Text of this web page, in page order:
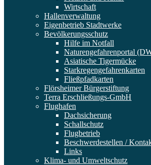
Wirtschaft
Hallenverwaltung
Eigenbetrieb Stadtwerke
Bevölkerungsschutz
Hilfe im Notfall
Naturengefahrenportal
Asiatische Tigermücke
Starkregengefahrenkarten
Fließpfadkarten
Flörsheimer Bürgerstiftung
Terra Erschließungs-GmbH
Flughafen
Dachsicherung
Schallschutz
Flugbetrieb
Beschwerdestellen /
Links
Klima- und Umweltschutz